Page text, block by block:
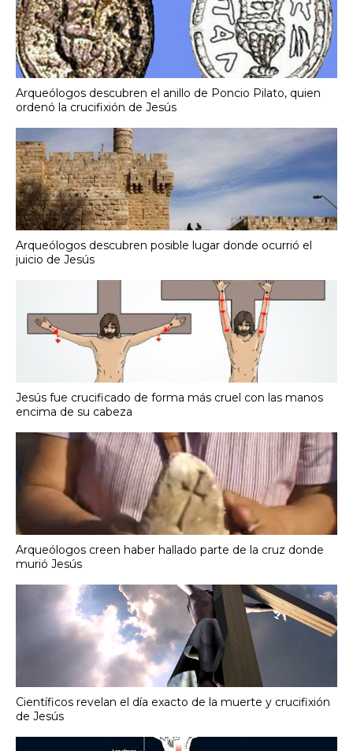
Arqueólogos descubren el anillo de Poncio Pilato, quien
ordenó la crucifixión de Jesús
Arqueólogos descubren posible lugar donde ocurrió el
juicio de Jesús
Jesús fue crucificado de forma más cruel con las manos
encima de su cabeza
Arqueólogos creen haber hallado parte de la cruz donde
murió Jesús
Científicos revelan el día exacto de la muerte y crucifixión
de Jesús